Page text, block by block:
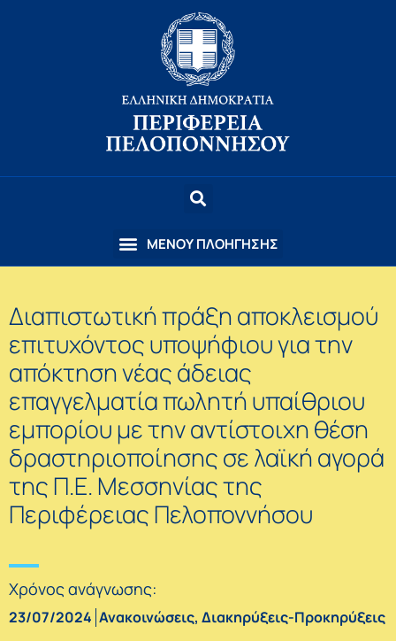
Διαπιστωτική πράξη αποκλεισμού
επιτυχόντος υποψήφιου για την
απόκτηση νέας άδειας
επαγγελματία πωλητή υπαίθριου
εμπορίου με την αντίστοιχη θέση
δραστηριοποίησης σε λαϊκή αγορά
της Π.Ε. Μεσσηνίας της
Περιφέρειας Πελοποννήσου
Χρόνος ανάγνωσης:
23/07/2024 Ανακοινώσεις, Διακηρύξεις-Προκηρύξεις